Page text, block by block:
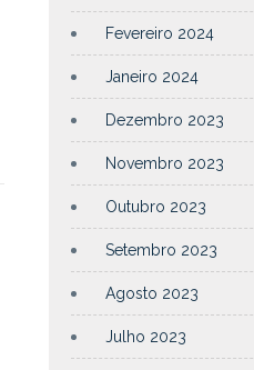
Fevereiro 2024
Janeiro 2024
Dezembro 2023
Novembro 2023
Outubro 2023
Setembro 2023
Agosto 2023
Julho 2023